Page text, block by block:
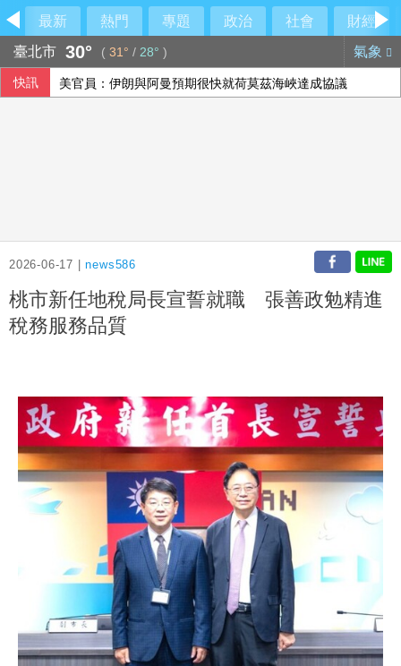
最新 熱門 專題 政治 社會
財經
臺北市 30° ( 31° / 28° ) 氣象
快訊 美官員：伊朗與阿曼預期很快就荷莫茲海峽達成協議
2026-06-17 |news586
桃市新任地稅局長宣誓就職 張善政勉精進
稅務服務品質